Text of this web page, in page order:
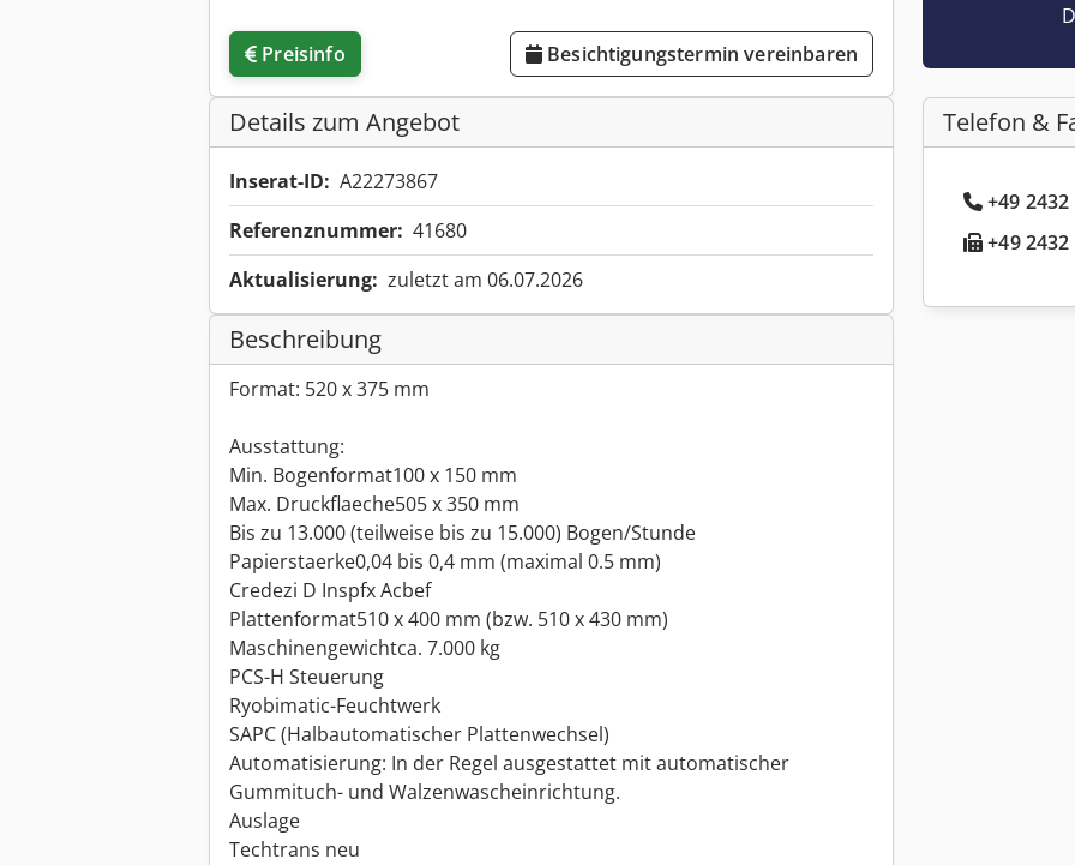
Preisinfo Besichtigungstermin vereinbaren
Details zum Angebot
Inserat-ID: A22273867
Referenznummer: 41680
Aktualisierung: zuletzt am 06.07.2026
Beschreibung
Format: 520 x 375 mm
Ausstattung:
Min. Bogenformat100 x 150 mm
Max. Druckflaeche505 x 350 mm
Bis zu 13.000 (teilweise bis zu 15.000) Bogen/Stunde
Papierstaerke0,04 bis 0,4 mm (maximal 0.5 mm)
Credezi D Inspfx Acbef
Plattenformat510 x 400 mm (bzw. 510 x 430 mm)
Maschinengewichtca. 7.000 kg
PCS-H Steuerung
Ryobimatic-Feuchtwerk
SAPC (Halbautomatischer Plattenwechsel)
Automatisierung: In der Regel ausgestattet mit automatischer
Gummituch- und Walzenwascheinrichtung.
Auslage
Techtrans neu
Telefon &
+49
+49